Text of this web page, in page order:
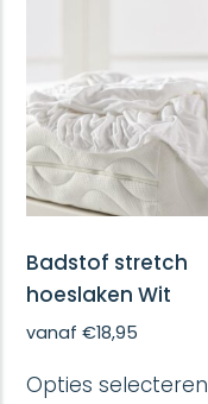
Badstof stretch
hoeslaken Wit
vanaf€18,95
Opties selecteren